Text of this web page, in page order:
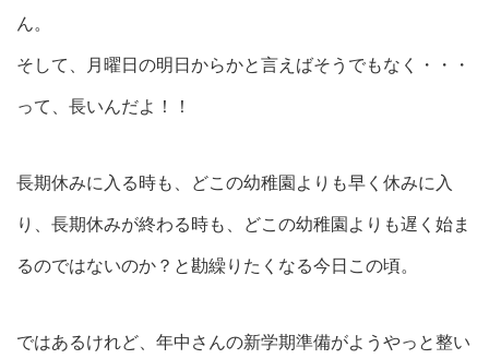
ん。
そして、月曜日の明日からかと言えばそうでもなく・・・
って、長いんだよ！！
長期休みに入る時も、どこの幼稚園よりも早く休みに入
り、長期休みが終わる時も、どこの幼稚園よりも遅く始ま
るのではないのか？と勘繰りたくなる今日この頃。
ではあるけれど、年中さんの新学期準備がようやっと整い